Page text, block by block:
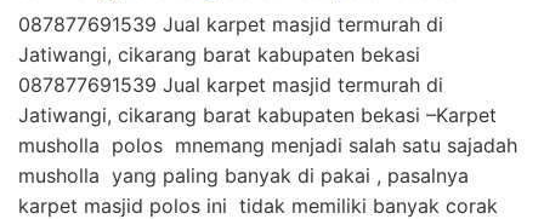
087877691539 Jual karpet masjid termurah di
Jatiwangi, cikarang barat kabupaten bekasi
087877691539 Jual karpet masjid termurah di
Jatiwangi, cikarang barat kabupaten bekasi –Karpet
musholla polos mnemang menjadi salah satu sajadah
musholla yang paling banyak di pakai , pasalnya
karpet masjid polos ini tidak memiliki banyak corak